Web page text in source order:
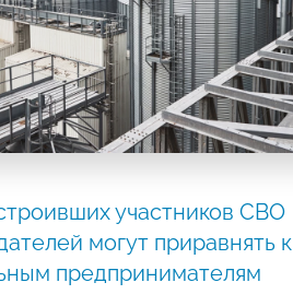
участников СВО
могут приравнять к
предпринимателям